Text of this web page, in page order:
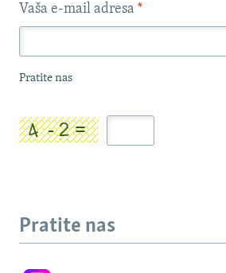
Vaša e-mail adresa *
Pratite nas
Pratite nas